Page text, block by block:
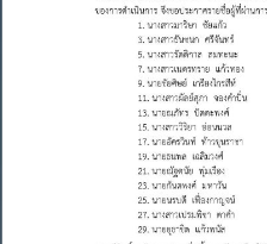
ชายหาด
ณ
มหาวิทยาลัย
การ
กีฬา
แห่ง
ชาติ
วิทยาเขต
เชียงใหม่